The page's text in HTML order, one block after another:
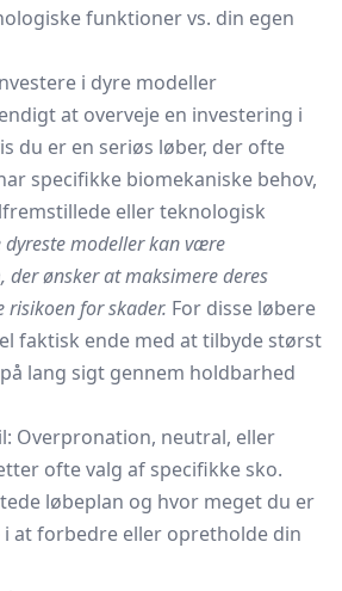
funktioner vs. din egen
i dyre modeller
at overveje en investering i
du er en seriøs løber, der ofte
specifikke biomekaniske behov,
eller teknologisk
dyreste modeller kan være
der ønsker at maksimere deres
risikoen for skader. For disse løbere
faktisk ende med at tilbyde størst
lang sigt gennem holdbarhed
Overpronation, neutral, eller
ofte valg af specifikke sko.
løbeplan og hvor meget du er
at forbedre eller opretholde din